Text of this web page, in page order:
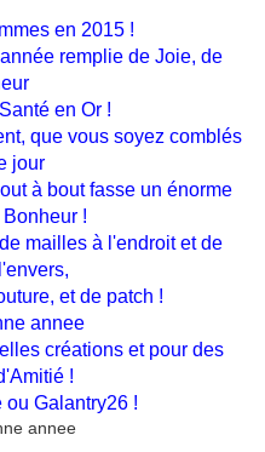
en 2015 !
remplie de Joie, de
en Or !
que vous soyez comblés
jour
à bout fasse un énorme
!
mailles à l'endroit et de
et de patch !
créations et pour des
!
ou Galantry26 !